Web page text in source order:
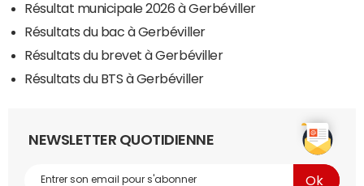
Résultat municipale 2026 à Gerbéviller
Résultats du bac à Gerbéviller
Résultats du brevet à Gerbéviller
Résultats du BTS à Gerbéviller
NEWSLETTER QUOTIDIENNE